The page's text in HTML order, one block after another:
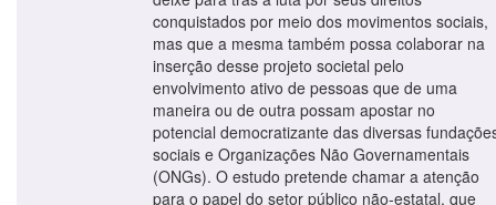
conquistados por meio dos movimentos sociais,
mas que a mesma também possa colaborar na
inserção desse projeto societal pelo
envolvimento ativo de pessoas que de uma
maneira ou de outra possam apostar no
potencial democratizante das diversas
sociais e Organizações Não Governamentais
(ONGs). O estudo pretende chamar a atenção
para o papel do setor público não-estatal, que